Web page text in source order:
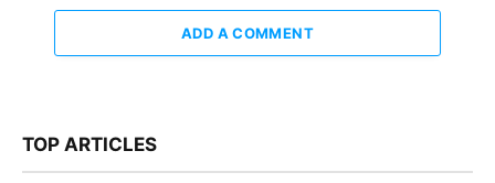
ADD A COMMENT
TOP ARTICLES